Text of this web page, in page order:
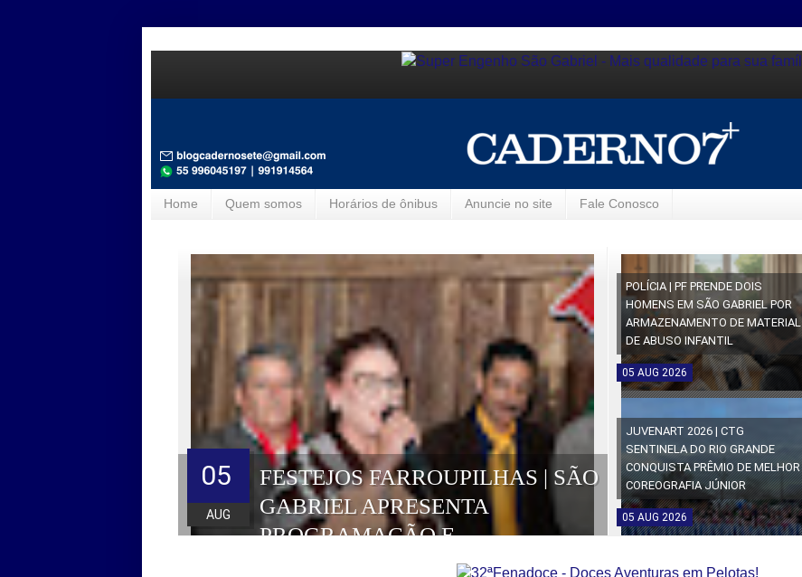
Home Quem somos Horários de ônibus Anuncie no site Fale Conosco
FESTEJOS FARROUPILHAS | SÃO
GABRIEL APRESENTA
PROGRAMAÇÃO E
HOMENAGEADOS DA EDIÇÃO
05
AUG
POLÍCIA | PF PRENDE DOIS
HOMENS EM SÃO GABRIEL POR
ARMAZENAMENTO DE MATERIAL
DE ABUSO INFANTIL
05 AUG 2026
JUVENART 2026 | CTG
SENTINELA DO RIO GRANDE
CONQUISTA PRÊMIO DE MELHOR
COREOGRAFIA JÚNIOR
05 AUG 2026